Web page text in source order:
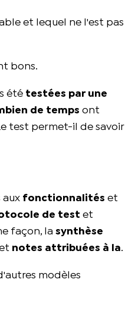
et lequel ne l'est pas
bons.
été testées par une
de temps ont
test permet-il de savoir
aux fonctionnalités et
de test et
façon, lasynthèse
notes attribuées à la.
modèles